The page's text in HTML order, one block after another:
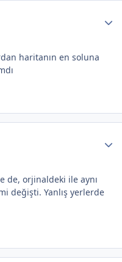
haritanın en soluna
de, orjinaldeki ile aynı
değişti. Yanlış yerlerde